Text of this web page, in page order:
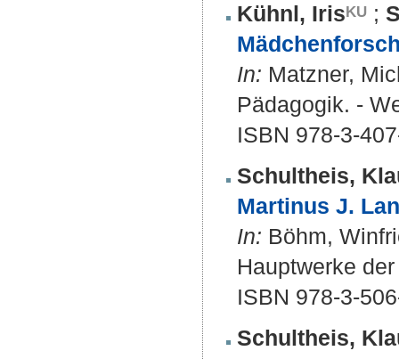
Kühnl, Iris
;
In: Matzner,
Pädagogik. -
ISBN 978-3-
Schultheis,
Martinus J.
In: Böhm,
Hauptwerke
ISBN 978-3-
Schultheis,